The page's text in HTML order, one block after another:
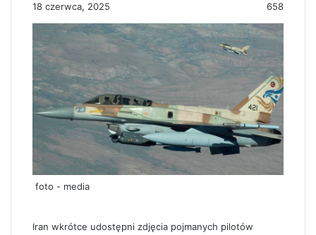
18 czerwca, 2025 658
foto - media
Iran wkrótce udostępni zdjęcia pojmanych pilotów